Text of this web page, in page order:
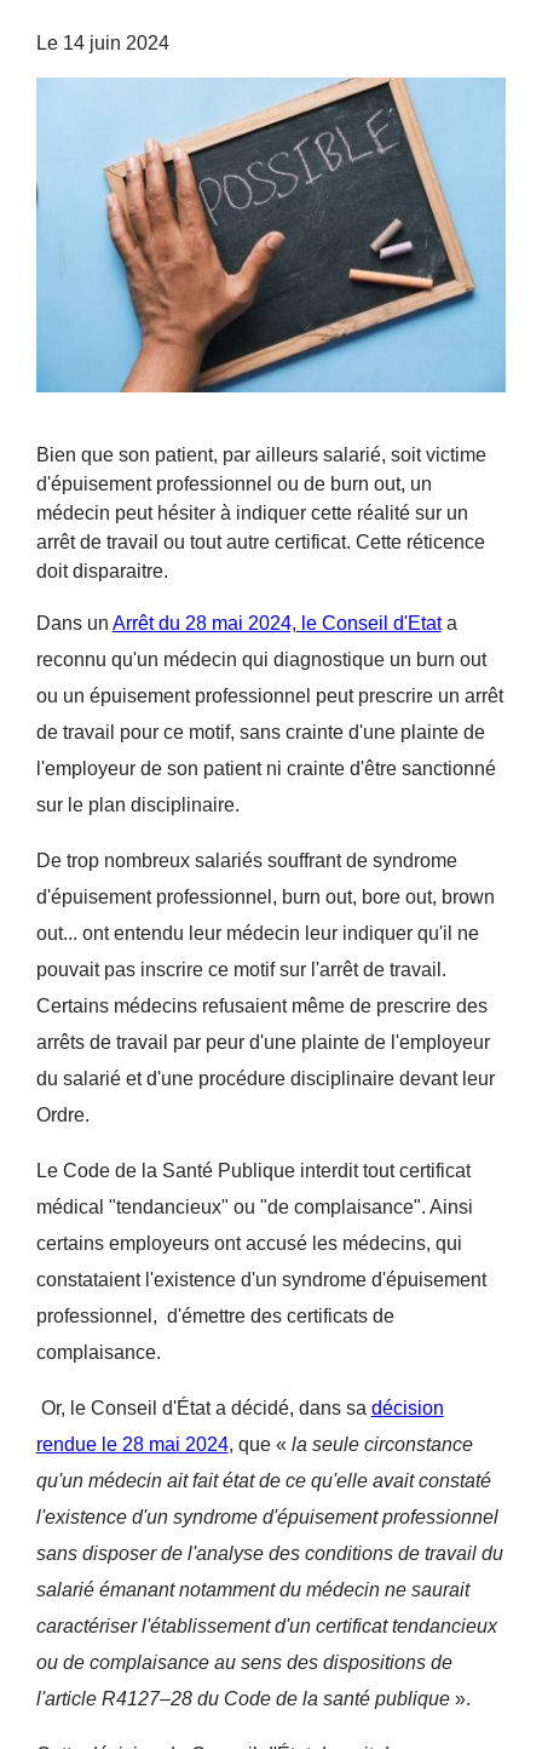
Le 14 juin 2024
Bien que son patient, par ailleurs salarié, soit victime
d'épuisement professionnel ou de burn out, un
médecin peut hésiter à indiquer cette réalité sur un
arrêt de travail ou tout autre certificat. Cette réticence
doit disparaitre.
Dans un Arrêt du 28 mai 2024, le Conseil d'Etata
reconnu qu'un médecin qui diagnostique un burn out
ou un épuisement professionnel peut prescrire un arrêt
de travail pour ce motif, sans crainte d'une plainte de
l'employeur de son patient ni crainte d'être sanctionné
sur le plan disciplinaire.
De trop nombreux salariés souffrant de syndrome
d'épuisement professionnel, burn out, bore out, brown
out... ont entendu leur médecin leur indiquer qu'il ne
pouvait pas inscrire ce motif sur l'arrêt de travail.
Certains médecins refusaient même de prescrire des
arrêts de travail par peur d'une plainte de l'employeur
du salarié et d'une procédure disciplinaire devant leur
Ordre.
Le Code de la Santé Publique interdit tout certificat
médical "tendancieux" ou "de complaisance". Ainsi
certains employeurs ont accusé les médecins, qui
constataient l'existence d'un syndrome d'épuisement
professionnel, d'émettre des certificats de
complaisance.
Or, le Conseil d'État a décidé, dans sa décision
rendue le 28 mai 2024, que « la seule circonstance
qu'un médecin ait fait état de ce qu'elle avait constaté
l'existence d'un syndrome d'épuisement professionnel
sans disposer de l'analyse des conditions de travail du
salarié émanant notamment du médecin ne saurait
caractériser l'établissement d'un certificat tendancieux
ou de complaisance au sens des dispositions de
l'article R4127–28 du Code de la santé publique».